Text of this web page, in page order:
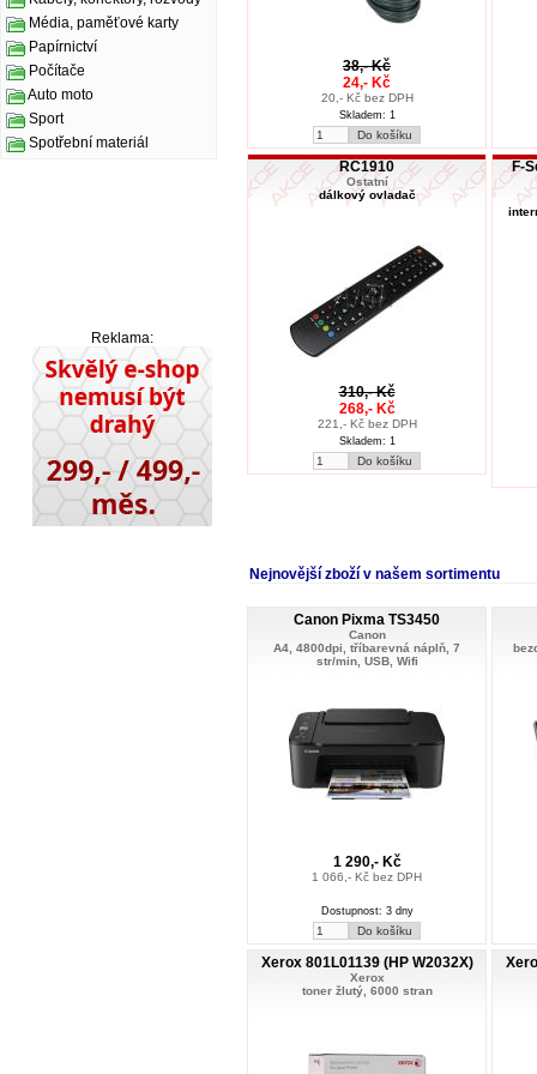
Média, paměťové karty
Papírnictví
Počítače
Auto moto
Sport
Spotřební materiál
Reklama:
38,- Kč
24,- Kč
20,- Kč bez DPH
Skladem: 1
RC1910
Ostatní
dálkový ovladač
310,- Kč
268,- Kč
221,- Kč bez DPH
Skladem: 1
F-
Nejnovější zboží v našem sortimentu
Canon Pixma TS3450
Canon
A4, 4800dpi, tříbarevná náplň, 7
str/min, USB, Wifi
1 290,- Kč
1 066,- Kč bez DPH
Dostupnost: 3 dny
Xerox 801L01139 (HP W2032X)
Xerox
toner žlutý, 6000 stran